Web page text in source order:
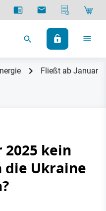
Fließt ab Januar
2025 kein
die Ukraine